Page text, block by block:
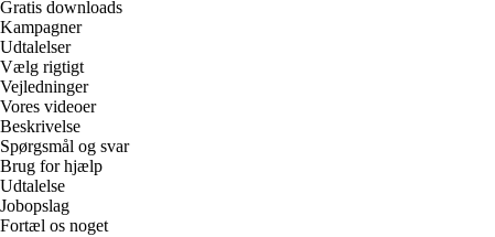
Gratis downloads
Kampagner
Udtalelser
Vælg rigtigt
Vejledninger
Vores videoer
Beskrivelse
Spørgsmål og svar
Brug for hjælp
Udtalelse
Jobopslag
Fortæl os noget